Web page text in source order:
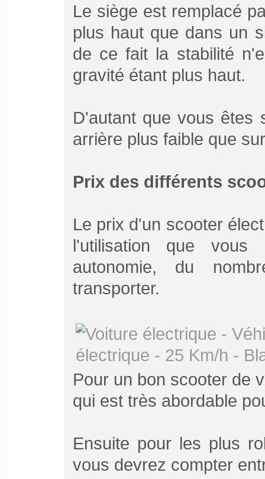
Le siège est remplacé
plus haut que dans un
de ce fait la stabilité
gravité étant plus haut.
D'autant que vous êtes
arrière plus faible que
Prix des différents
Le prix d'un scooter
l'utilisation que
autonomie, du
transporter.
Pour un bon scooter de
qui est très abordable
Ensuite pour les plus
vous devrez compter